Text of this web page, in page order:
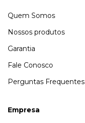
Quem Somos
Nossos produtos
Garantia
Fale Conosco
Perguntas Frequentes
Empresa